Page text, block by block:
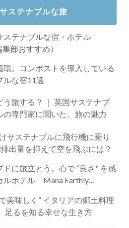
ステナブルな旅
ステナブルな宿・ホテル
集部おすすめ）
環。コンポストを導入している
ルな宿11選
｜ 英国サステナブ
の専門家に聞いた、旅の魅力
サステナブルに飛行機に乗り
出量を抑えて空を飛ぶには？
ドに旅立とう。心で ”良さ" を感
ルホテル「Mana Earthly
美味しく” イタリアの郷土料理
足るを知る幸せな生き方